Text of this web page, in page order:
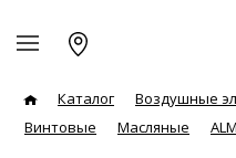
Каталог
Воздушные
Винтовые
Масляные